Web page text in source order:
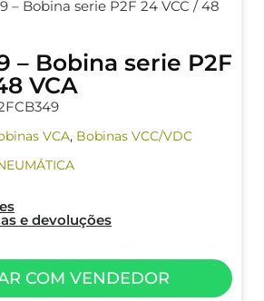
– Bobina serie P2F 24 VCC / 48
– Bobina serie P2F
VCA
VCA, Bobinas VCC/VDC
e devoluções
COM VENDEDOR